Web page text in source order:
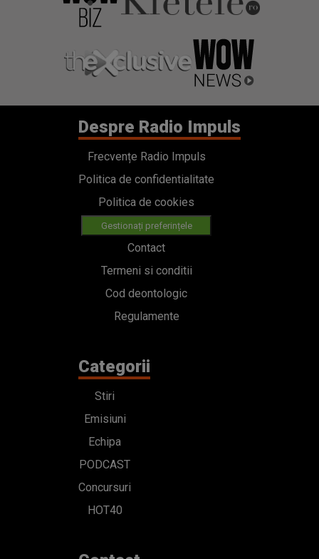
Despre Radio Impuls
Frecvențe Radio Impuls
Politica de confidentialitate
Politica de cookies
Gestionați preferințele
Contact
Termeni si conditii
Cod deontologic
Regulamente
Categorii
Stiri
Emisiuni
Echipa
PODCAST
Concursuri
HOT40